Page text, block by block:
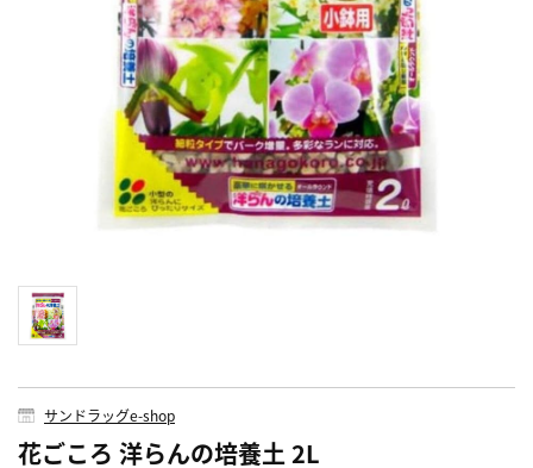
サンドラッグe-shop
花ごころ 洋らんの培養土 2L